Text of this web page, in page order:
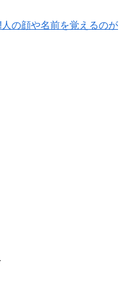
の顔や名前を覚えるのが